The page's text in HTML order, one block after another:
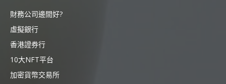
財務公司邊間好?
虛擬銀行
香港證券行
10大NFT平台
加密貨幣交易所